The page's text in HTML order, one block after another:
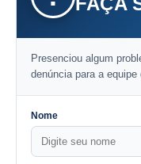
Presenciou algum
denúncia para a equipe
Nome